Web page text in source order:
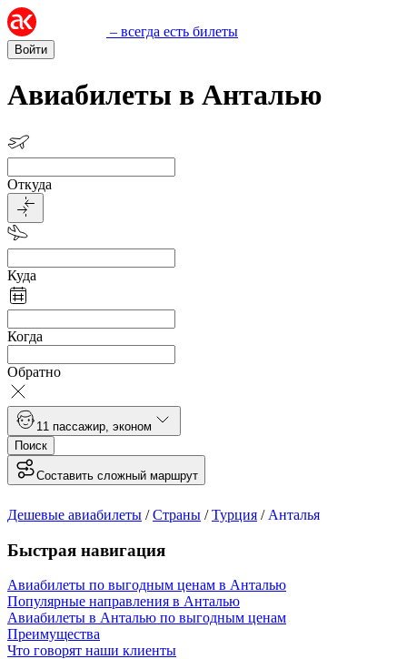
– всегда есть билеты
Войти
Авиабилеты в Анталью
Откуда
Куда
Когда
Обратно
1 1 пассажир эконом
Поиск
Составить сложный маршрут
Дешевые авиабилеты /Страны /Турция / Анталья
Быстрая навигация
Авиабилеты по выгодным ценам в Анталью
Популярные направления в Анталью
Авиабилеты в Анталью по выгодным ценам
Преимущества
Что говорят наши клиенты